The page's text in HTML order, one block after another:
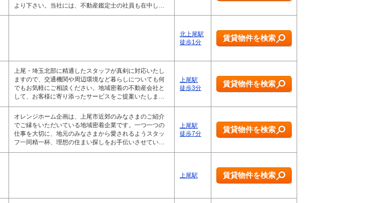
より下さい。当社には、不動産鑑定士の社員も在中し…
北上尾駅
徒歩1分
賃貸物件を検索
上尾・埼玉北部に精通したスタッフが真剣に対応いたし
ますので、交通機関や周辺環境など暮らしについても何
でもお気軽にご相談ください。地域密着の不動産会社と
して、お客様に寄り添ったサービスをご提案いたしま…
上尾駅
徒歩3分
賃貸物件を検索
オレンジホーム企画は、上尾市近郊のみなさまのご紹介
でご縁をいただいている地域密着企業です。一つ一つの
仕事を大切に、地元のみなさまから愛されるようスタッ
フ一同精一杯、理想の住まい探しをお手伝いさせてい…
上尾駅
徒歩7分
賃貸物件を検索
上尾駅 賃貸物件を検索